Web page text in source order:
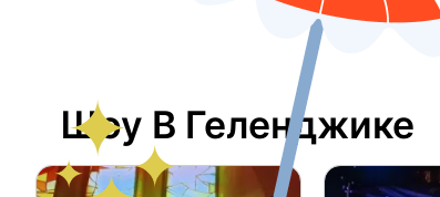
Шоу В Геленджике